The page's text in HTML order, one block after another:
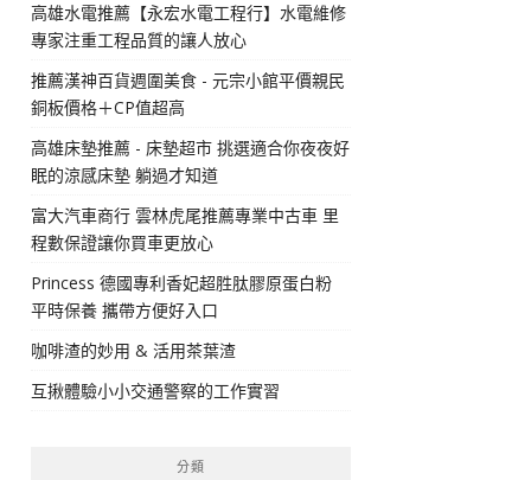
高雄水電推薦【永宏水電工程行】水電維修
專家注重工程品質的讓人放心
推薦漢神百貨週圍美食 - 元宗小館平價親民
銅板價格＋CP值超高
高雄床墊推薦 - 床墊超市 挑選適合你夜夜好
眠的涼感床墊 躺過才知道
富大汽車商行 雲林虎尾推薦專業中古車 里
程數保證讓你買車更放心
Princess 德國專利香妃超胜肽膠原蛋白粉
平時保養 攜帶方便好入口
咖啡渣的妙用 & 活用茶葉渣
互揪體驗小小交通警察的工作實習
分類